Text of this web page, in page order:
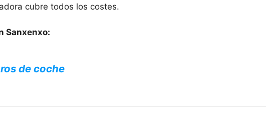
cubre todos los costes.
Sanxenxo:
de coche